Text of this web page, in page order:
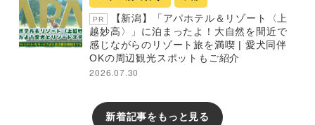
PR
【新潟】「アパホテル＆リゾート〈上
越妙高〉」に泊まったよ！大自然を間近で
感じながらのリゾート旅を満喫 | 愛犬同伴
OKの周辺観光スポットもご紹介
2026.07.30
新着記事をもっと見る